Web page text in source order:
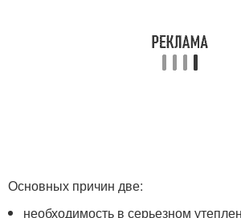
Основных причин две:
необходимость в серьезном